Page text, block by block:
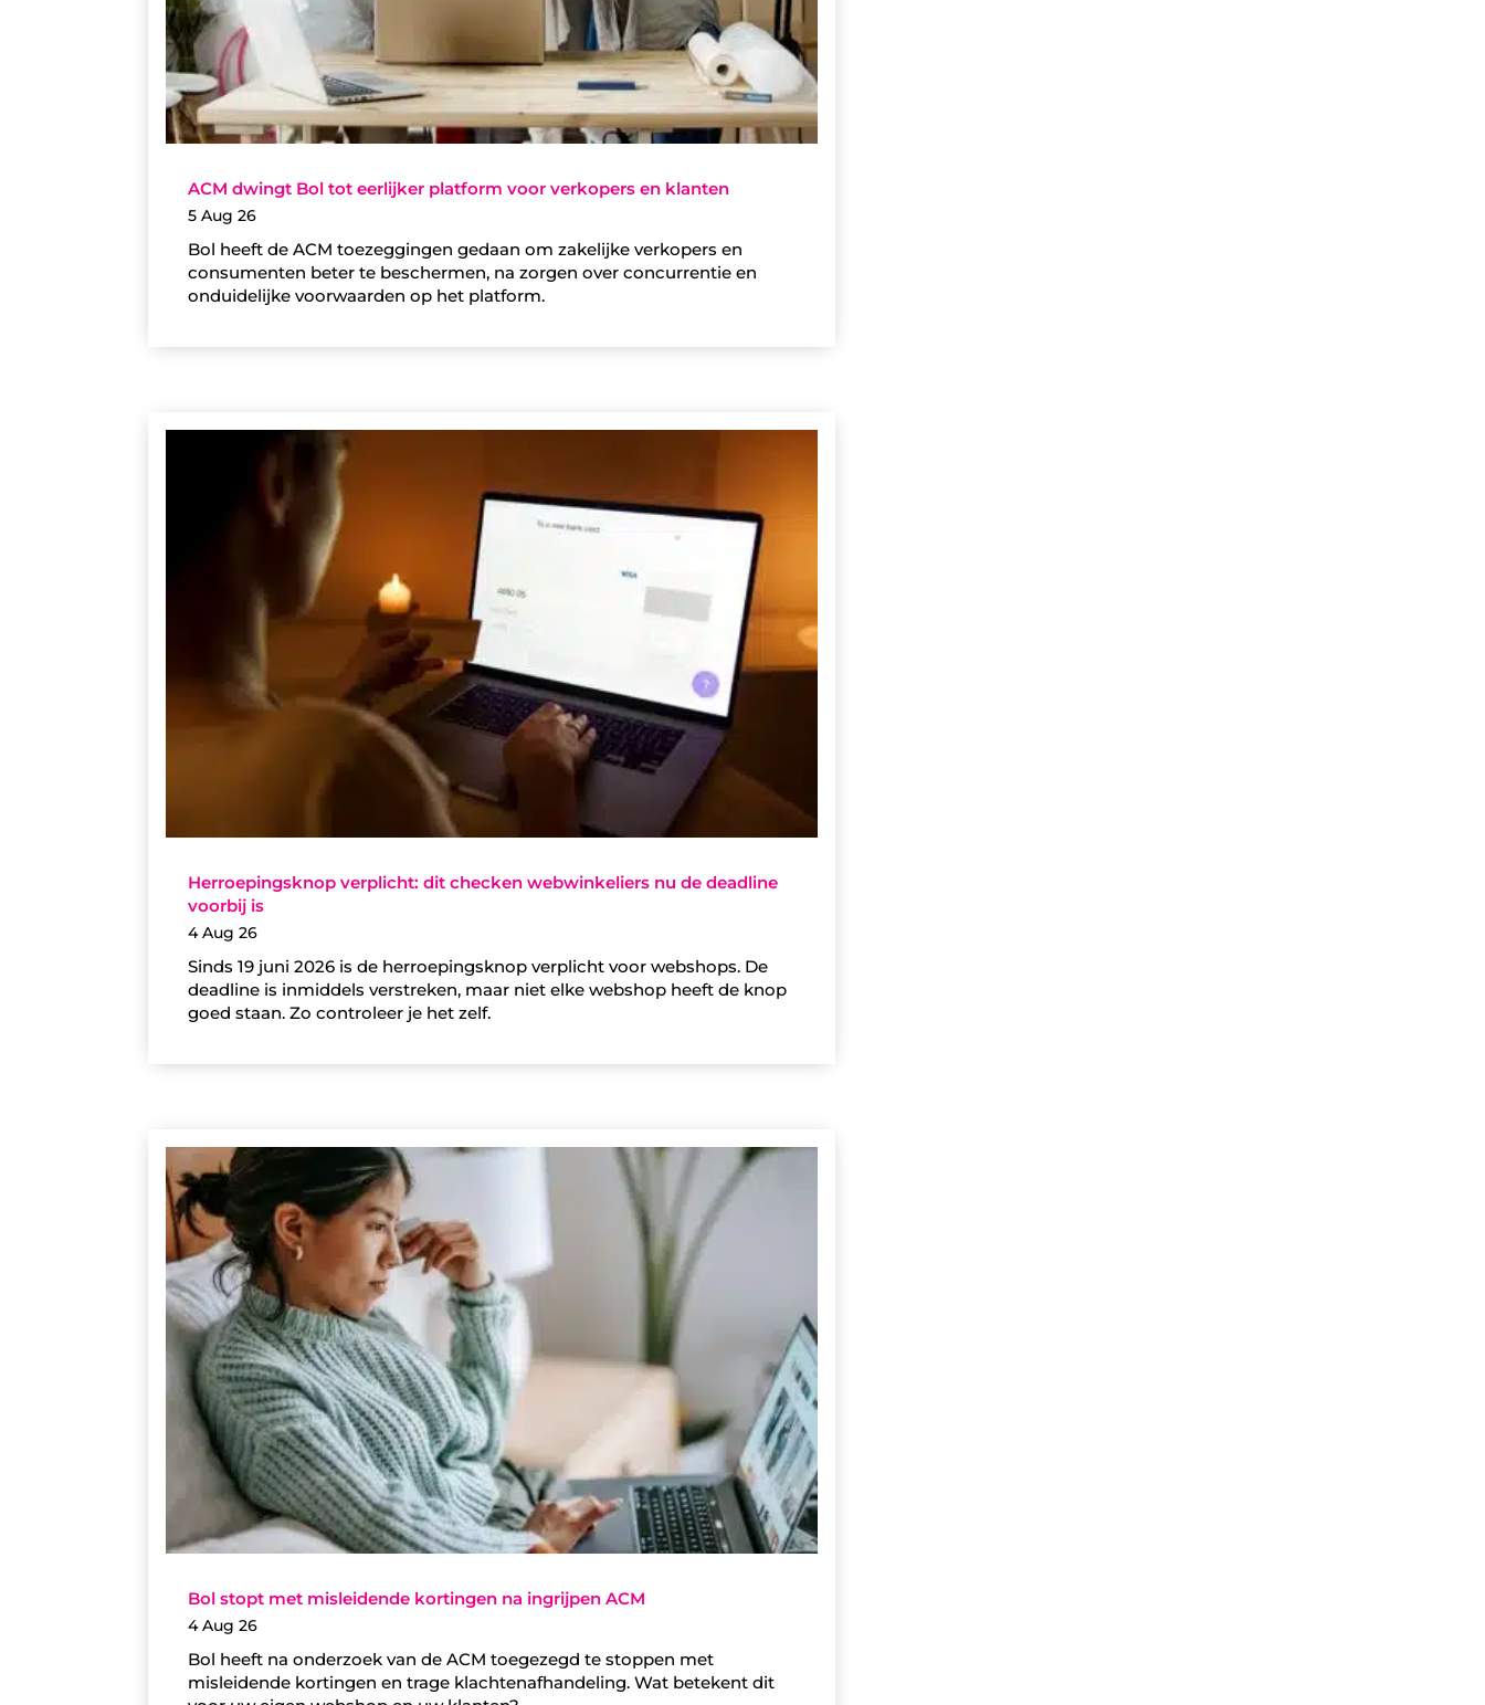
ACM dwingt Bol tot eerlijker platform voor verkopers en klanten
5 Aug 26
Bol heeft de ACM toezeggingen gedaan om zakelijke verkopers en
consumenten beter te beschermen, na zorgen over concurrentie en
onduidelijke voorwaarden op het platform.
Herroepingsknop verplicht: dit checken webwinkeliers nu de deadline
voorbij is
4 Aug 26
Sinds 19 juni 2026 is de herroepingsknop verplicht voor webshops. De
deadline is inmiddels verstreken, maar niet elke webshop heeft de knop
goed staan. Zo controleer je het zelf.
Bol stopt met misleidende kortingen na ingrijpen ACM
4 Aug 26
Bol heeft na onderzoek van de ACM toegezegd te stoppen met
misleidende kortingen en trage klachtenafhandeling. Wat betekent dit